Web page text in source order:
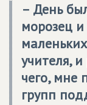
– День
морозец
учителя,
чего, мне
групп